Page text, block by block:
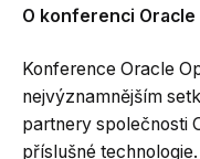
O konferenci Oracle
Konference Oracle
nejvýznamnějším
partnery společnosti
příslušné